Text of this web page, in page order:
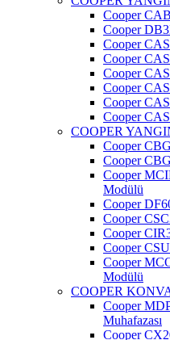
Cooper
Cooper
Cooper
Cooper
Cooper
Cooper
Cooper
Cooper
COOPER
Cooper
Cooper
Cooper
Modülü
Cooper
Cooper
Cooper
Cooper
Cooper
Modülü
COOPER
Cooper
Muhafazası
Cooper